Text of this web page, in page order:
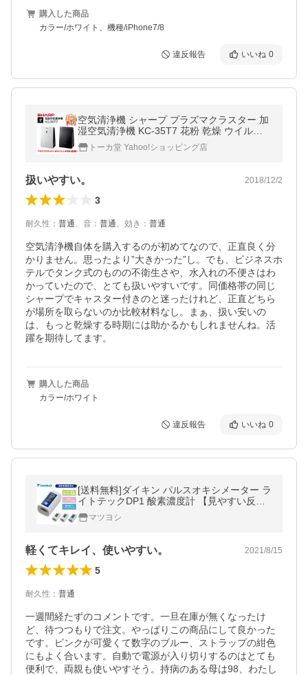
購入した商品
カラー/ホワイト、機種/iPhone7/8
違反報告 いいね 0
空気清浄機 シャープ プラズマクラスター 加
湿空気清浄機 KC-35T7 花粉 乾燥 ウイルス
対策トーカ堂 Yahoo!ショッピング店
扱いやすい。 2018/12/2
3
耐久性 ： 普通、 音 ： 普通、 効き ： 普通
空気清浄機自体を購入するのが初めてなので、正直良く分
かりません。思ったより”大きかった”し。でも、ビジネスホ
テルでタンク式のものの不衛生さや、水入れの不便さはわ
かっていたので、とても扱いやすいです。同価格帯の同じ
シャープでキャスター付きのと迷ったけれど、正直どちら
が場所を取らないのか比較材料なし。まぁ、扱い安いの
は、もっと乾燥する時期には助かるかもしれませんね。活
躍を期待してます。
購入した商品
カラー/ホワイト
違反報告 いいね 0
[送料無料]ダイキン パルスオキシメーター ラ
イトテックDP1 酸素濃度計 【見やすい反転
液晶】 医療用 看護 家庭用 介護 医療機器認
証取得済
マツヨシ
軽くてキレイ、使いやすい。 2021/8/15
5
耐久性 ： 普通
一週間経たずのコメントです。一旦在庫が無くなったけ
ど、待つつもりで注文。やっぱりこの商品にして良かった
です。ピンクが可愛くて数字のブルー、ストラップの紺色
にもよく合います。自動で電源が入り切りするのはとても
便利で、両親も使いやすそう。持病のある母は98、わたし